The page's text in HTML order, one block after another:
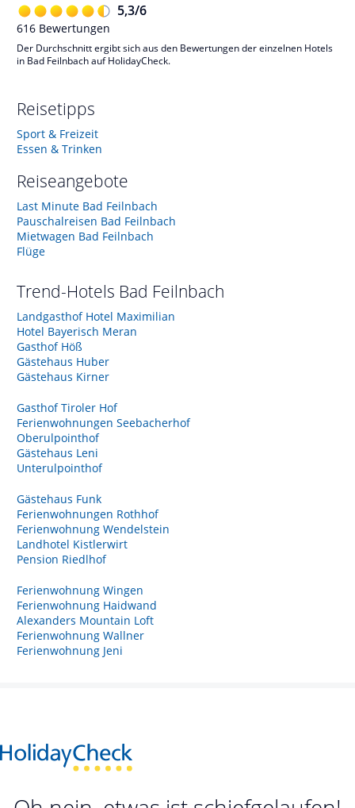
5,3/6
616 Bewertungen
Der Durchschnitt ergibt sich aus den Bewertungen der einzelnen Hotels
in Bad Feilnbach auf HolidayCheck.
Reisetipps
Sport & Freizeit
Essen & Trinken
Reiseangebote
Last Minute Bad Feilnbach
Pauschalreisen Bad Feilnbach
Mietwagen Bad Feilnbach
Flüge
Trend-Hotels Bad Feilnbach
Landgasthof Hotel Maximilian
Hotel Bayerisch Meran
Gasthof Höß
Gästehaus Huber
Gästehaus Kirner
Gasthof Tiroler Hof
Ferienwohnungen Seebacherhof
Oberulpointhof
Gästehaus Leni
Unterulpointhof
Gästehaus Funk
Ferienwohnungen Rothhof
Ferienwohnung Wendelstein
Landhotel Kistlerwirt
Pension Riedlhof
Ferienwohnung Wingen
Ferienwohnung Haidwand
Alexanders Mountain Loft
Ferienwohnung Wallner
Ferienwohnung Jeni